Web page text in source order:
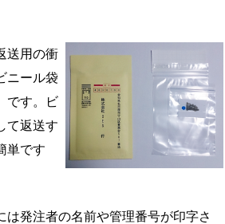
送用の衝
ニール袋
です。ビ
て返送す
単です
は発注者の名前や管理番号が印字さ